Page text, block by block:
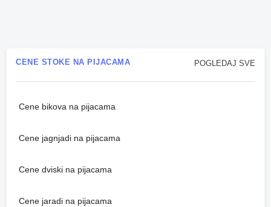
POGLEDAJ SVE
CENE STOKE NA PIJACAMA
Cene bikova na pijacama
Cene jagnjadi na pijacama
Cene dviski na pijacama
Cene jaradi na pijacama